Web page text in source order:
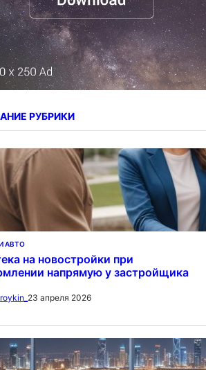
РУБРИКИ
АВТО
на новостройки при
напрямую у застройщика
23 апреля 2026